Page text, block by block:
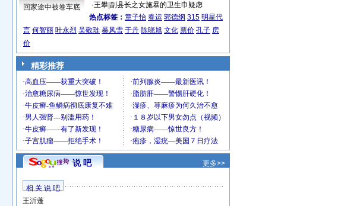
回家途中被卷车底
·王攀| 副县长之女施暴的卫生巾疑虑
热点标签： 章子怡 春运 郭德纲 315 明星代
言 何智丽 叶永烈 吴敬琏 暴风雪 于丹 陈晓旭 文化 票价 孔子 房
价
精彩推荐
说 吧 更多>>
相 关 说 吧
王沂蓬